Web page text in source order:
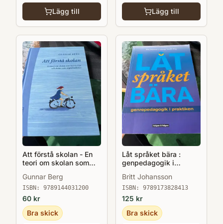
Lägg till Lägg till
Att förstå skolan - En
teori om skolan som
organisationer
Gunnar Berg
ISBN: 9789144031200
60 kr
Bra skick
Låt språket bära :
genpedagogik i
Britt Johansson
ISBN: 9789173828413
125 kr
Bra skick